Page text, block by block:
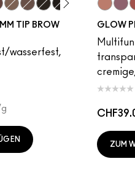
TIP BROW
wasserfest,
GLOW
ZUM